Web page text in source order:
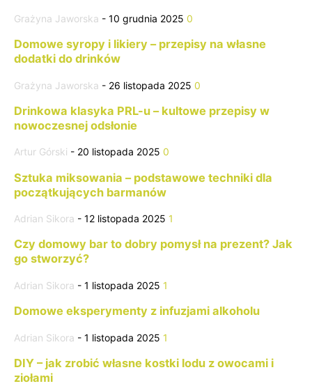
Grażyna Jaworska - 10 grudnia 2025 0
Domowe syropy i likiery – przepisy na własne
dodatki do drinków
Grażyna Jaworska - 26 listopada 2025 0
Drinkowa klasyka PRL-u – kultowe przepisy w
nowoczesnej odsłonie
Artur Górski - 20 listopada 2025 0
Sztuka miksowania – podstawowe techniki dla
początkujących barmanów
Adrian Sikora - 12 listopada 2025 1
Czy domowy bar to dobry pomysł na prezent? Jak
go stworzyć?
Adrian Sikora - 1 listopada 2025 1
Domowe eksperymenty z infuzjami alkoholu
Adrian Sikora - 1 listopada 2025 1
DIY – jak zrobić własne kostki lodu z owocami i
ziołami